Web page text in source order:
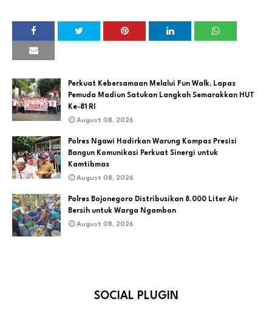
Perkuat Kebersamaan Melalui Fun Walk, Lapas
Pemuda Madiun Satukan Langkah Semarakkan HUT
Ke-81 RI
August 08, 2026
Polres Ngawi Hadirkan Warung Kompas Presisi
Bangun Komunikasi Perkuat Sinergi untuk
Kamtibmas
August 08, 2026
Polres Bojonegoro Distribusikan 8.000 Liter Air
Bersih untuk Warga Ngambon
August 08, 2026
SOCIAL PLUGIN